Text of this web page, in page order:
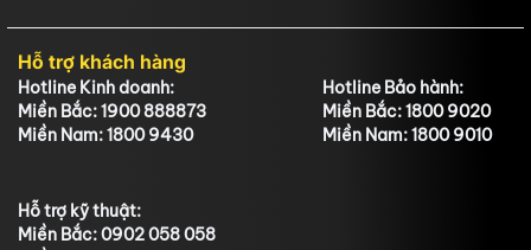
Hỗ trợ khách hàng
Hotline Kinh doanh:
Miền Bắc: 1900 888873
Miền Nam: 1800 9430
Hotline Bảo hành:
Miền Bắc: 1800 9020
Miền Nam: 1800 9010
Hỗ trợ kỹ thuật:
Miền Bắc: 0902 058 058